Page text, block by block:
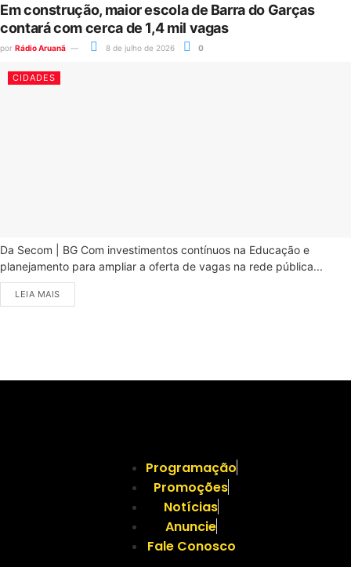
Em construção, maior escola de Barra do Garças
contará com cerca de 1,4 mil vagas
por Rádio Aruanã 8 de julho de 2026 0
CIDADES
Da Secom | BG Com investimentos contínuos na Educação e
planejamento para ampliar a oferta de vagas na rede pública...
LEIA MAIS
Programação
Promoções
Notícias
Anuncie
Fale Conosco